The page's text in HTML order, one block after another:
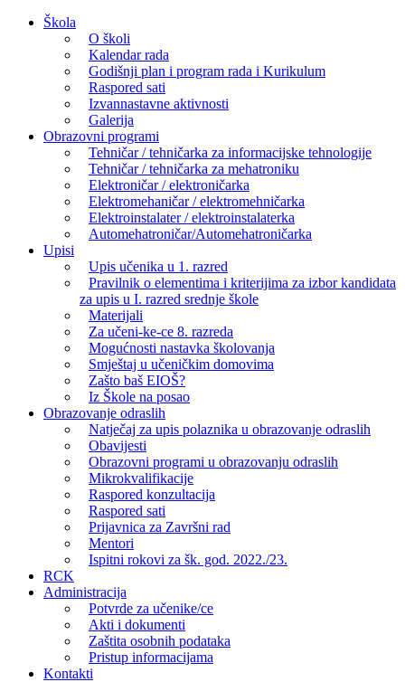
Skip
Škola
O školi
Kalendar rada
Godišnji plan i program rada i Kurikulum
Raspored sati
Izvannastavne aktivnosti
Galerija
Obrazovni programi
Tehničar / tehničarka za informacijske tehnologije
Tehničar / tehničarka za mehatroniku
Elektroničar / elektroničarka
Elektromehaničar / elektromehničarka
Elektroinstalater / elektroinstalaterka
Automehatroničar/Automehatroničarka
Upisi
Upis učenika u 1. razred
Pravilnik o elementima i kriterijima za izbor kandidata
za upis u I. razred srednje škole
Materijali
Za učeni-ke-ce 8. razreda
Mogućnosti nastavka školovanja
Smještaj u učeničkim domovima
Zašto baš EIOŠ?
Iz Škole na posao
Obrazovanje odraslih
Natječaj za upis polaznika u obrazovanje odraslih
Obavijesti
Obrazovni programi u obrazovanju odraslih
Mikrokvalifikacije
Raspored konzultacija
Raspored sati
Prijavnica za Završni rad
Mentori
Ispitni rokovi za šk. god. 2022./23.
RCK
Administracija
Potvrde za učenike/ce
Akti i dokumenti
Zaštita osobnih podataka
Pristup informacijama
Kontakti